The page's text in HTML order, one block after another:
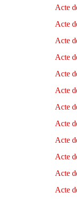
Acte
Acte
Acte
Acte
Acte
Acte
Acte
Acte
Acte
Acte
Acte
Acte